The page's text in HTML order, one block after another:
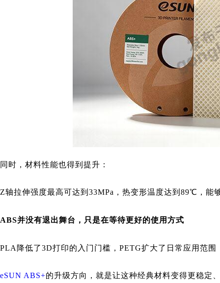
同时，材料性能也得到提升：
Z轴拉伸强度最高可达到33MPa，热变形温度达到89℃，能
ABS并没有退出舞台，只是在等待更好的使用方式
PLA降低了3D打印的入门门槛，PETG扩大了日常应用范
eSUN ABS+的升级方向，就是让这种经典材料变得更稳定